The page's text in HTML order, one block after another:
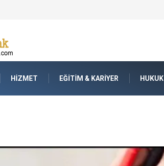
HIZMET EĞITIM & KARIYER HUKUK